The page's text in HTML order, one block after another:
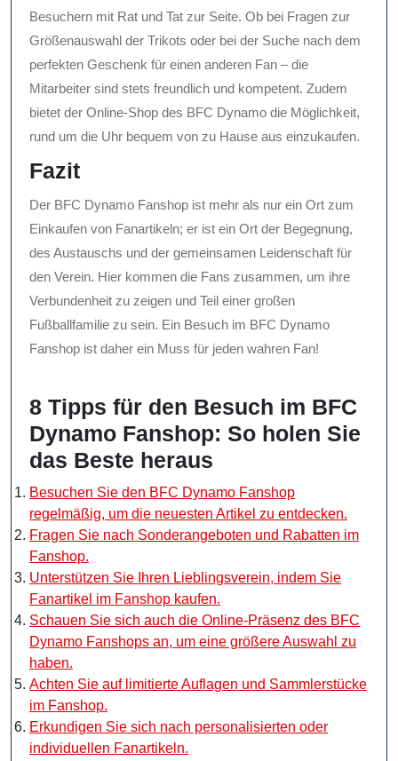
Besuchern mit Rat und Tat zur Seite. Ob bei Fragen zur
Größenauswahl der Trikots oder bei der Suche nach dem
perfekten Geschenk für einen anderen Fan – die
Mitarbeiter sind stets freundlich und kompetent. Zudem
bietet der Online-Shop des BFC Dynamo die Möglichkeit,
rund um die Uhr bequem von zu Hause aus einzukaufen.
Fazit
Der BFC Dynamo Fanshop ist mehr als nur ein Ort zum
Einkaufen von Fanartikeln; er ist ein Ort der Begegnung,
des Austauschs und der gemeinsamen Leidenschaft für
den Verein. Hier kommen die Fans zusammen, um ihre
Verbundenheit zu zeigen und Teil einer großen
Fußballfamilie zu sein. Ein Besuch im BFC Dynamo
Fanshop ist daher ein Muss für jeden wahren Fan!
8 Tipps für den Besuch im BFC
Dynamo Fanshop: So holen Sie
das Beste heraus
Besuchen Sie den BFC Dynamo Fanshop
regelmäßig, um die neuesten Artikel zu entdecken.
Fragen Sie nach Sonderangeboten und Rabatten im
Fanshop.
Unterstützen Sie Ihren Lieblingsverein, indem Sie
Fanartikel im Fanshop kaufen.
Schauen Sie sich auch die Online-Präsenz des BFC
Dynamo Fanshops an, um eine größere Auswahl zu
haben.
Achten Sie auf limitierte Auflagen und Sammlerstücke
im Fanshop.
Erkundigen Sie sich nach personalisierten oder
individuellen Fanartikeln.